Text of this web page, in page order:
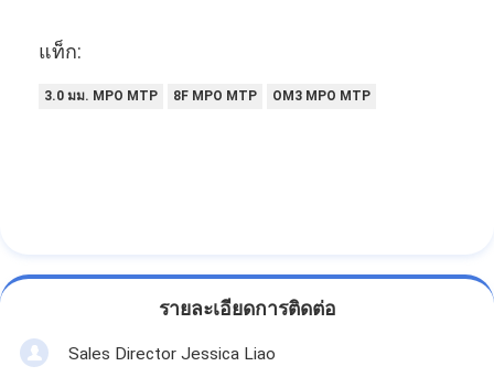
แท็ก:
3.0 มม. MPO MTP 8F MPO MTP OM3 MPO MTP
รายละเอียดการติดต่อ
Sales Director Jessica Liao